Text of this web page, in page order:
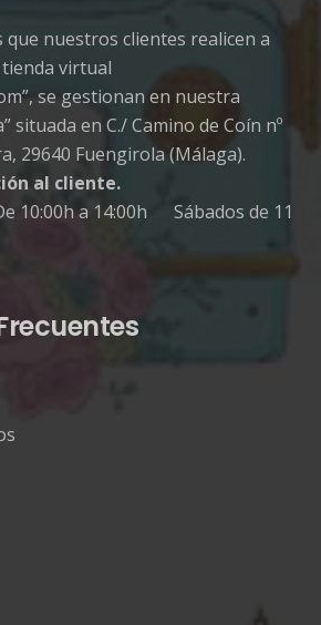
que nuestros clientes realicen a
virtual
se gestionan en nuestra
situada en C./ Camino de Coín nº
29640 Fuengirola (Málaga).
al cliente.
10:00h a 14:00h Sábados de 11